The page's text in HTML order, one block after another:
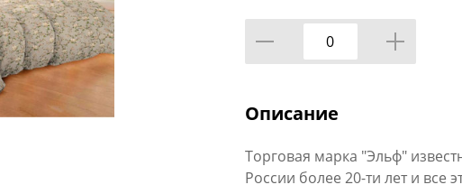
Описание
Торговая марка "Эльф"
России более 20-ти лет и все